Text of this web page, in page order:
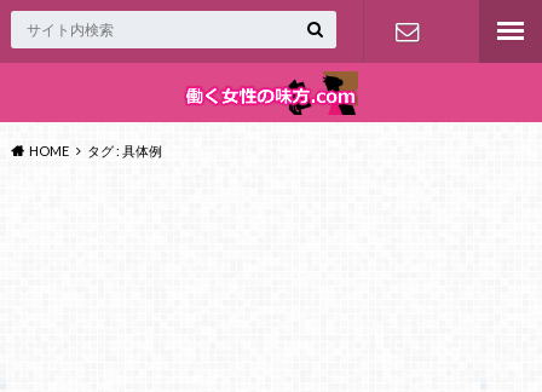
HOME タグ : 具体例